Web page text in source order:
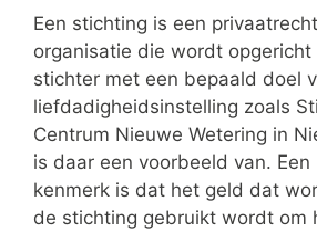
Een stichting is een
organisatie die wordt opgericht
stichter met een bepaald doel
liefdadigheidsinstelling zoals
Centrum Nieuwe Wetering in
is daar een voorbeeld van. Een
kenmerk is dat het geld dat
de stichting gebruikt wordt om